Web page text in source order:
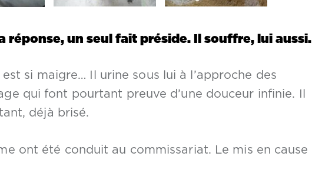
réponse, un seul fait préside. Il souffre, lui aussi.
est si maigre… Il urine sous lui à l’approche des
qui font pourtant preuve d’une douceur infinie. Il
déjà brisé.
ont été conduit au commissariat. Le mis en cause